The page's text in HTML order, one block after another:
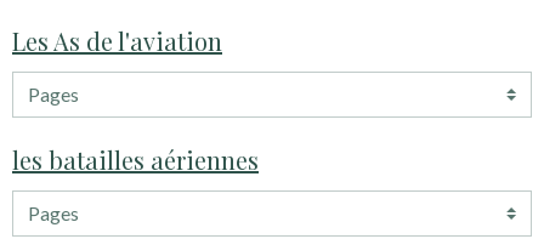
Les As de l'aviation
les batailles aériennes